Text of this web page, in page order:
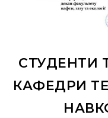
СТУДЕНТИ
КАФЕДРИ